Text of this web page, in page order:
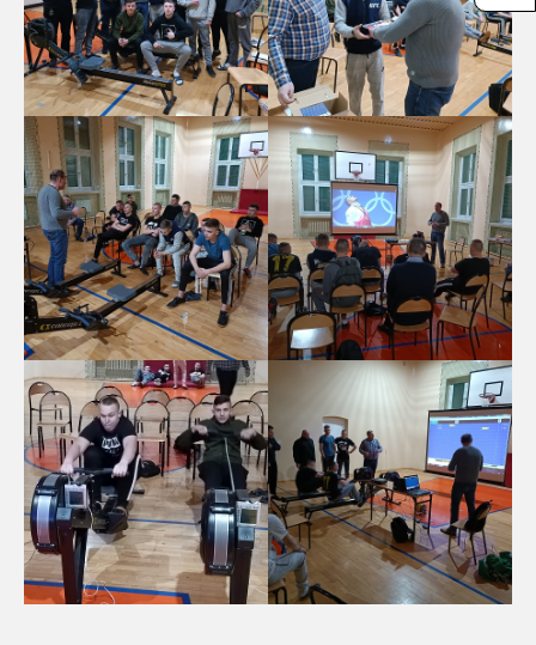
Deklaracja
dostępności